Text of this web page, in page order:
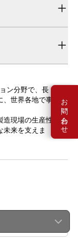
お問い合わせ
ン分野で、長
世界各地で事
現場の生産性
未来を支えま